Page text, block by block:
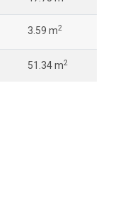
3.59 m2
51.34 m2